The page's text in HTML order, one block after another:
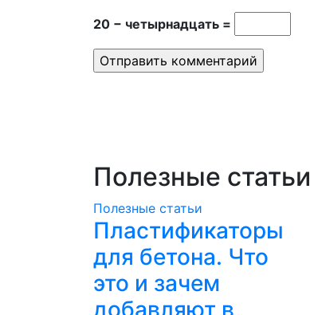
20 − четырнадцать =
Полезные статьи
Полезные статьи
Пластификаторы
для бетона. Что
это и зачем
добавляют в